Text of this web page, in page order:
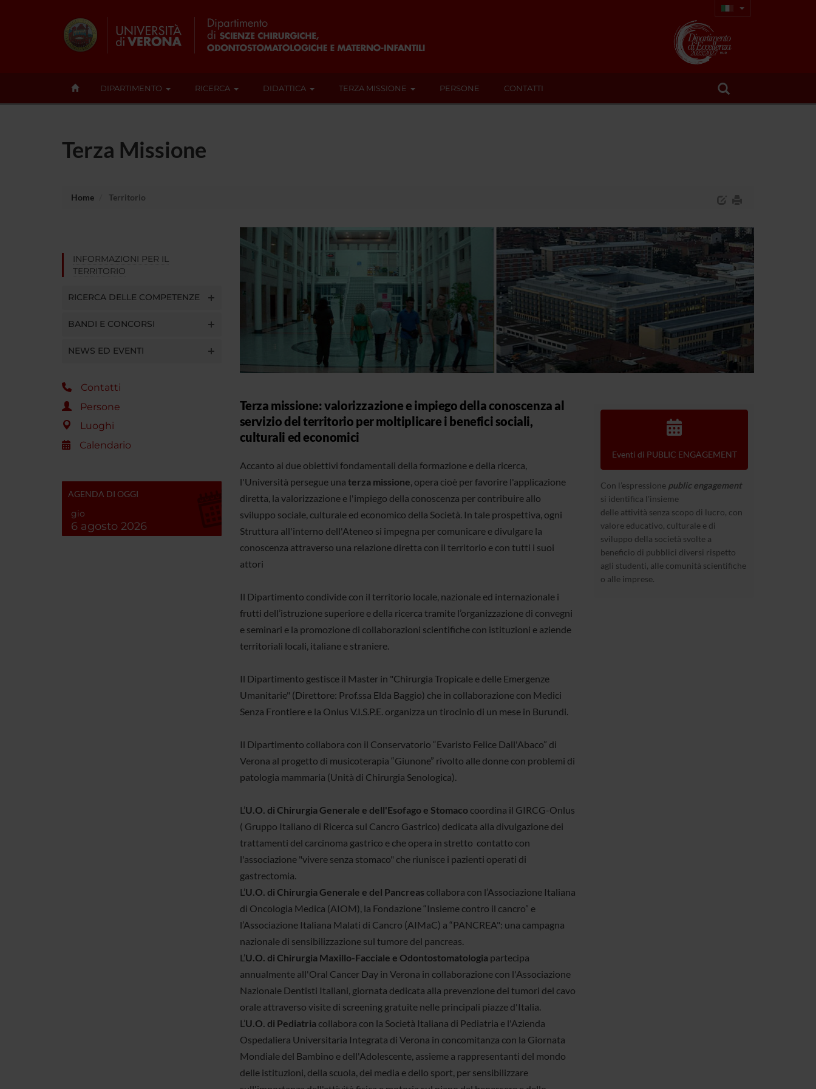
DIPARTIMENTO RICERCA DIDATTICA TERZA MISSIONE PERSONE CONTATTI
Terza Missione
Home Territorio
INFORMAZIONI PER IL
TERRITORIO
RICERCA DELLE COMPETENZE
BANDI E CONCORSI
NEWS ED EVENTI
Contatti
Persone
Luoghi
Calendario
AGENDA DI OGGI
gio
6 agosto 2026
Terza missione: valorizzazione e impiego della conoscenza al
servizio del territorio per moltiplicare i benefici sociali,
culturali ed economici
Accanto ai due obiettivi fondamentali della formazione e della ricerca,
l'Università persegue una terza missione , opera cioè per favorire l'applicazione
diretta, la valorizzazione e l'impiego della conoscenza per contribuire allo
sviluppo sociale, culturale ed economico della Società. In tale prospettiva, ogni
Struttura all'interno dell'Ateneo si impegna per comunicare e divulgare la
conoscenza attraverso una relazione diretta con il territorio e con tutti i suoi
attori
Il Dipartimento condivide con il territorio locale, nazionale ed internazionale i
frutti dell’istruzione superiore e della ricerca tramite l’organizzazione di convegni
e seminari e la promozione di collaborazioni scientifiche con istituzioni e aziende
territoriali locali, italiane e straniere.
Il Dipartimento gestisce il Master in "Chirurgia Tropicale e delle Emergenze
Umanitarie" (Direttore: Prof.ssa Elda Baggio) che in collaborazione con Medici
Senza Frontiere e la Onlus V.I.S.P.E. organizza un tirocinio di un mese in Burundi.
Il Dipartimento collabora con il Conservatorio “Evaristo Felice Dall'Abaco” di
Verona al progetto di musicoterapia “Giunone” rivolto alle donne con problemi di
patologia mammaria (Unità di Chirurgia Senologica).
L’U.O. di Chirurgia Generale e dell'Esofago e Stomacocoordina il GIRCG-Onlus
( Gruppo Italiano di Ricerca sul Cancro Gastrico) dedicata alla divulgazione dei
trattamenti del carcinoma gastrico e che opera in stretto contatto con
l'associazione "vivere senza stomaco" che riunisce i pazienti operati di
gastrectomia.
L’U.O. di Chirurgia Generale e del Pancreas collabora con l’Associazione Italiana
di Oncologia Medica (AIOM), la Fondazione “Insieme contro il cancro” e
l’Associazione Italiana Malati di Cancro (AIMaC) a “PANCREA": una campagna
nazionale di sensibilizzazione sul tumore del pancreas.
L’U.O. di Chirurgia Maxillo-Facciale e Odontostomatologiapartecipa
annualmente all'Oral Cancer Day in Verona in collaborazione con l'Associazione
Nazionale Dentisti Italiani, giornata dedicata alla prevenzione dei tumori del cavo
orale attraverso visite di screening gratuite nelle principali piazze d'Italia.
L’U.O. di Pediatria collabora con la Società Italiana di Pediatria e l'Azienda
Ospedaliera Universitaria Integrata di Verona in concomitanza con la Giornata
Mondiale del Bambino e dell'Adolescente, assieme a rappresentanti del mondo
delle istituzioni, della scuola, dei media e dello sport, per sensibilizzare
Eventi di PUBLIC ENGAGEMENT
Con l’espressione public engagement
si identifica l'insieme
delle attività senza scopo di lucro, con
valore educativo, culturale e di
sviluppo della società svolte a
beneficio di pubblici diversi rispetto
agli studenti, alle comunità scientifiche
o alle imprese.